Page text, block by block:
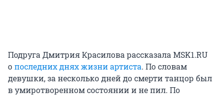
Подруга Дмитрия Красилова рассказала MSK1.RU
опоследних днях жизни артиста. По словам
девушки, за несколько дней до смерти танцор был
в умиротворенном состоянии и не пил. По